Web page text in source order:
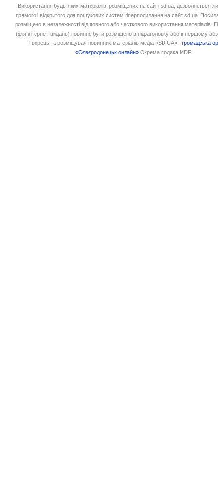
Використання будь-яких матеріалів, розміщених на сайті sd.ua, дозволяється
прямого і відкритого для пошукових систем гіперпосилання на сайт sd.ua.
розміщено в незалежності від повного або часткового використання матеріалів.
(для інтернет-видань) повинно бути розміщено в підзаголовку або в першому
Творець та розміщувач новинних матеріалів медіа «SD.UA» -громадська
«Сєвєродонецьк онлайн» Окрема подяка MDF.